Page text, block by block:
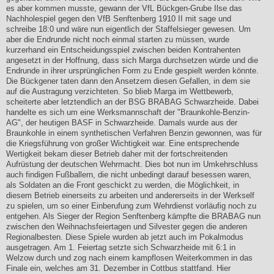
es aber kommen musste, gewann der VfL Bückgen-Grube Ilse das
Nachholespiel gegen den VfB Senftenberg 1910 II mit sage und
schreibe 18:0 und wäre nun eigentlich der Staffelsieger gewesen. Um
aber die Endrunde nicht noch einmal starten zu müssen, wurde
kurzerhand ein Entscheidungsspiel zwischen beiden Kontrahenten
angesetzt in der Hoffnung, dass sich Marga durchsetzen würde und die
Endrunde in ihrer ursprünglichen Form zu Ende gespielt werden könnte.
Die Bückgener taten dann den Ansetzern diesen Gefallen, in dem sie
auf die Austragung verzichteten. So blieb Marga im Wettbewerb,
scheiterte aber letztendlich an der BSG BRABAG Schwarzheide. Dabei
handelte es sich um eine Werksmannschaft der "Braunkohle-Benzin-
AG", der heutigen BASF in Schwarzheide. Damals wurde aus der
Braunkohle in einem synthetischen Verfahren Benzin gewonnen, was für
die Kriegsführung von großer Wichtigkeit war. Eine entsprechende
Wertigkeit bekam dieser Betrieb daher mit der fortschreitenden
Aufrüstung der deutschen Wehrmacht. Dies bot nun im Umkehrschluss
auch findigen Fußballern, die nicht unbedingt darauf besessen waren,
als Soldaten an die Front geschickt zu werden, die Möglichkeit, in
diesem Betrieb einerseits zu arbeiten und andererseits in der Werkself
zu spielen, um so einer Einberufung zum Wehrdienst vorläufig noch zu
entgehen. Als Sieger der Region Senftenberg kämpfte die BRABAG nun
zwischen den Weihnachsfeiertagen und Silvester gegen die anderen
Regionalbesten. Diese Spiele wurden ab jetzt auch im Pokalmodus
ausgetragen. Am 1. Feiertag setzte sich Schwarzheide mit 6:1 in
Welzow durch und zog nach einem kampflosen Weiterkommen in das
Finale ein, welches am 31. Dezember in Cottbus stattfand. Hier